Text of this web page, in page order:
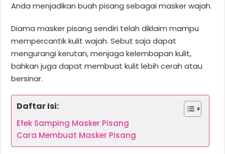
Anda menjadikan buah pisang sebagai masker wajah.
Diama masker pisang sendiri telah diklaim mampu
mempercantik kulit wajah. Sebut saja dapat
mengurangi kerutan, menjaga kelembapan kulit,
bahkan juga dapat membuat kulit lebih cerah atau
bersinar.
Daftar Isi:
Efek Samping Masker Pisang
Cara Membuat Masker Pisang